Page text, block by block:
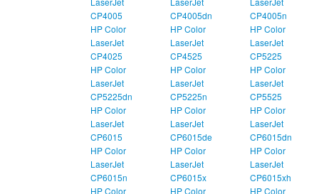
CP4005
CP4005dn
CP4005n
HP Color
LaserJet
CP4025
HP Color
LaserJet
CP4525
HP Color
LaserJet
CP5225
HP Color
LaserJet
CP5225dn
HP Color
LaserJet
CP5225n
HP Color
LaserJet
CP5525
HP Color
LaserJet
CP6015
HP Color
LaserJet
CP6015de
HP Color
LaserJet
CP6015dn
HP Color
LaserJet
CP6015n
HP Color
LaserJet
CP6015x
HP Color
LaserJet
CP6015xh
HP Color
HP Color
HP Color